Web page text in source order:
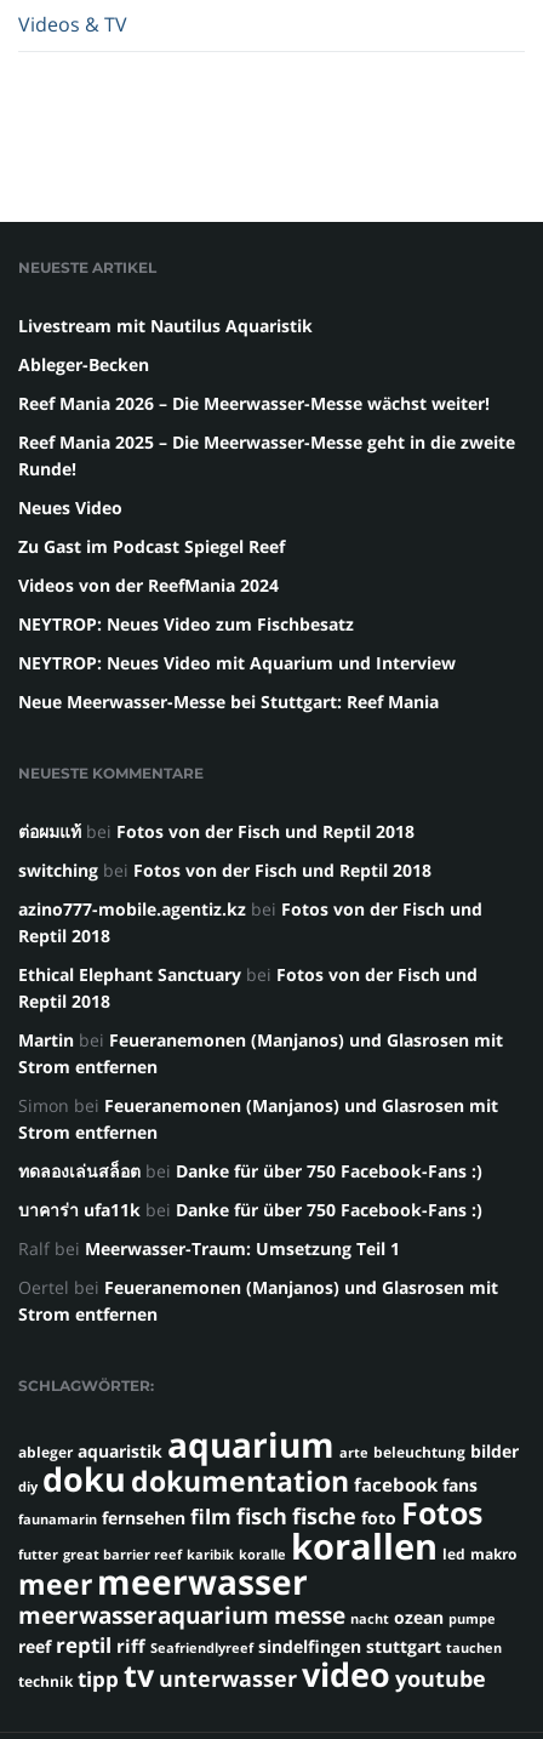
Videos & TV
NEUESTE ARTIKEL
Livestream mit Nautilus Aquaristik
Ableger-Becken
Reef Mania 2026 – Die Meerwasser-Messe wächst weiter!
Reef Mania 2025 – Die Meerwasser-Messe geht in die zweite
Runde!
Neues Video
Zu Gast im Podcast Spiegel Reef
Videos von der ReefMania 2024
NEYTROP: Neues Video zum Fischbesatz
NEYTROP: Neues Video mit Aquarium und Interview
Neue Meerwasser-Messe bei Stuttgart: Reef Mania
NEUESTE KOMMENTARE
ต่อผมแท้ bei Fotos von der Fisch und Reptil 2018
switching bei Fotos von der Fisch und Reptil 2018
azino777-mobile.agentiz.kz bei Fotos von der Fisch und
Reptil 2018
Ethical Elephant Sanctuary bei Fotos von der Fisch und
Reptil 2018
Martin bei Feueranemonen (Manjanos) und Glasrosen mit
Strom entfernen
Simon bei Feueranemonen (Manjanos) und Glasrosen mit
Strom entfernen
ทดลองเล่นสล็อต bei Danke für über 750 Facebook-Fans :)
บาคาร่า ufa11k bei Danke für über 750 Facebook-Fans :)
Ralf bei Meerwasser-Traum: Umsetzung Teil 1
Oertel bei Feueranemonen (Manjanos) und Glasrosen mit
Strom entfernen
SCHLAGWÖRTER:
ableger aquaristik aquarium arte beleuchtung bilder
diy doku dokumentation facebook fans
faunamarin fernsehen film fisch fische foto Fotos
futter great barrier reef karibik koralle korallen led makro
meermeerwasser
meerwasseraquarium messe nacht ozean pumpe
reef reptil riff Seafriendlyreef sindelfingen stuttgart tauchen
technik tipp tv unterwasservideo youtube